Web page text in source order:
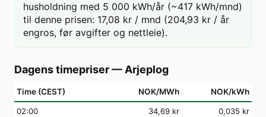
husholdning med 5 000 kWh/år (~417 kWh/mnd)
til denne prisen: 17,08 kr / mnd (204,93 kr / år
engros, før avgifter og nettleie).
Dagens timepriser— Arjeplog
Time (CEST) NOK/MWh NOK/kWh
02:00 34,69 kr
0,035 kr